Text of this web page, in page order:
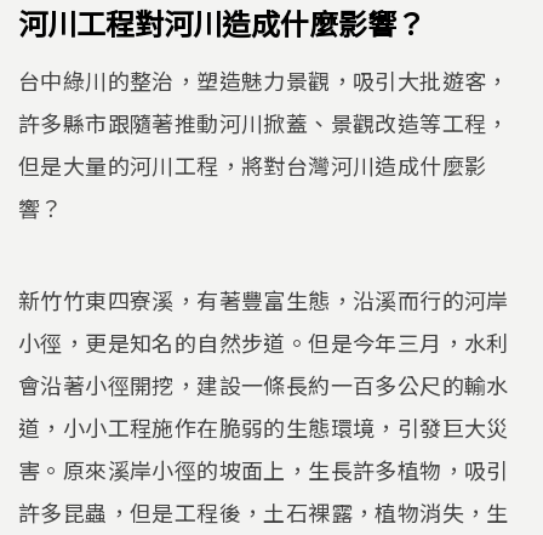
河川工程對河川造成什麼影響？
台中綠川的整治，塑造魅力景觀，吸引大批遊客，
許多縣市跟隨著推動河川掀蓋、景觀改造等工程，
但是大量的河川工程，將對台灣河川造成什麼影
響？
新竹竹東四寮溪，有著豐富生態，沿溪而行的河岸
小徑，更是知名的自然步道。但是今年三月，水利
會沿著小徑開挖，建設一條長約一百多公尺的輸水
道，小小工程施作在脆弱的生態環境，引發巨大災
害。原來溪岸小徑的坡面上，生長許多植物，吸引
許多昆蟲，但是工程後，土石裸露，植物消失，生